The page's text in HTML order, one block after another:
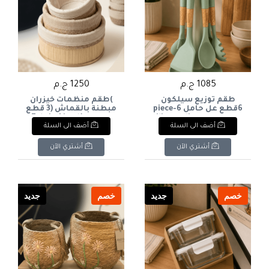
1085 ج.م
طقم توزيع سيلكون
6قطع عل حامل 6-piece
silicone dispenser set on
a stand
أضف الى السلة
أشتري الآن
1250 ج.م
)طقم منظمات خيزران
مبطنة بالقماش (3 قطع
متداخلة)Fabric-Lined
Bamboo Storage Basket
Set (3 Pcs Nesting)
أضف الى السلة
أشتري الآن
خصم جديد خصم جديد